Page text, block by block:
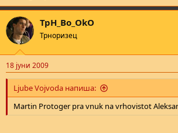
TpH_Bo_OkO
Трноризец
18 јуни 2009
Ljube Vojvoda напиша:
Martin Protoger pra vnuk na vrhovistot